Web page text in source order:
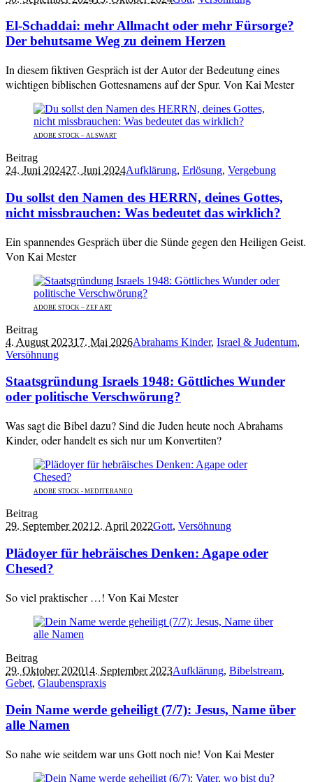
El-Schaddai: mehr Allmacht oder mehr Fürsorge?
Der behutsame Weg zu deinem Herzen
In diesem fiktiven Gespräch ist der Autor der Bedeutung eines
wichtigen biblischen Gottesnamens auf der Spur. Von Kai Mester
ADOBE STOCK – ALSWART
Beitrag
24. Juni 202427. Juni 2024Aufklärung, Erlösung, Vergebung
Du sollst den Namen des HERRN, deines Gottes,
nicht missbrauchen: Was bedeutet das wirklich?
Ein spannendes Gespräch über die Sünde gegen den Heiligen Geist.
Von Kai Mester
ADOBE STOCK – ZEF ART
Beitrag
4. August 202317. Mai 2026Abrahams Kinder, Israel & Judentum,
Versöhnung
Staatsgründung Israels 1948: Göttliches Wunder
oder politische Verschwörung?
Was sagt die Bibel dazu? Sind die Juden heute noch Abrahams
Kinder, oder handelt es sich nur um Konvertiten?
ADOBE STOCK - MEDITERANEO
Beitrag
29. September 2021 2. April 2022Gott, Versöhnung
Plädoyer für hebräisches Denken: Agape oder
Chesed?
So viel praktischer …! Von Kai Mester
Beitrag
29. Oktober 202014. September 2023Aufklärung, Bibelstream,
Gebet, Glaubenspraxis
Dein Name werde geheiligt (7/7): Jesus, Name über
alle Namen
So nahe wie seitdem war uns Gott noch nie! Von Kai Mester